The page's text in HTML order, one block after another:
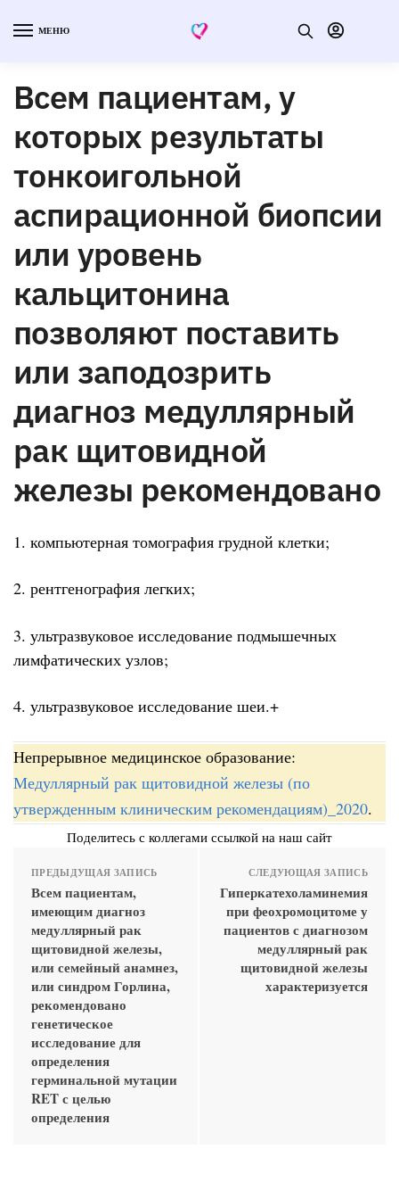
МЕНЮ
Всем пациентам, у
которых результаты
тонкоигольной
аспирационной биопсии
или уровень
кальцитонина
позволяют поставить
или заподозрить
диагноз медуллярный
рак щитовидной
железы рекомендовано
1. компьютерная томография грудной клетки;
2. рентгенография легких;
3. ультразвуковое исследование подмышечных
лимфатических узлов;
4. ультразвуковое исследование шеи.+
Непрерывное медицинское образование:
Медуллярный рак щитовидной железы (по
утвержденным клиническим рекомендациям)_2020.
Поделитесь с коллегами ссылкой на наш сайт
ПРЕДЫДУЩАЯ ЗАПИСЬ
Всем пациентам,
имеющим диагноз
медуллярный рак
щитовидной железы,
или семейный анамнез,
или синдром Горлина,
рекомендовано
генетическое
исследование для
определения
герминальной мутации
RET с целью
определения
СЛЕДУЮЩАЯ ЗАПИСЬ
Гиперкатехоламинемия
при феохромоцитоме у
пациентов с диагнозом
медуллярный рак
щитовидной железы
характеризуется